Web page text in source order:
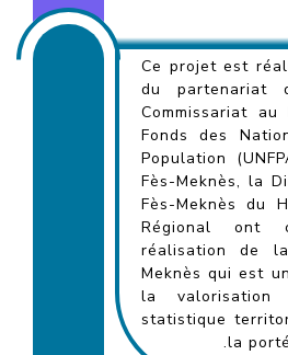
Ce projet est
du
Commissariat
Fonds des
Population
Fès-Meknès, la
Fès-Meknès du
Régional ont
réalisation de
Meknès qui est
la valorisation
statistique
la